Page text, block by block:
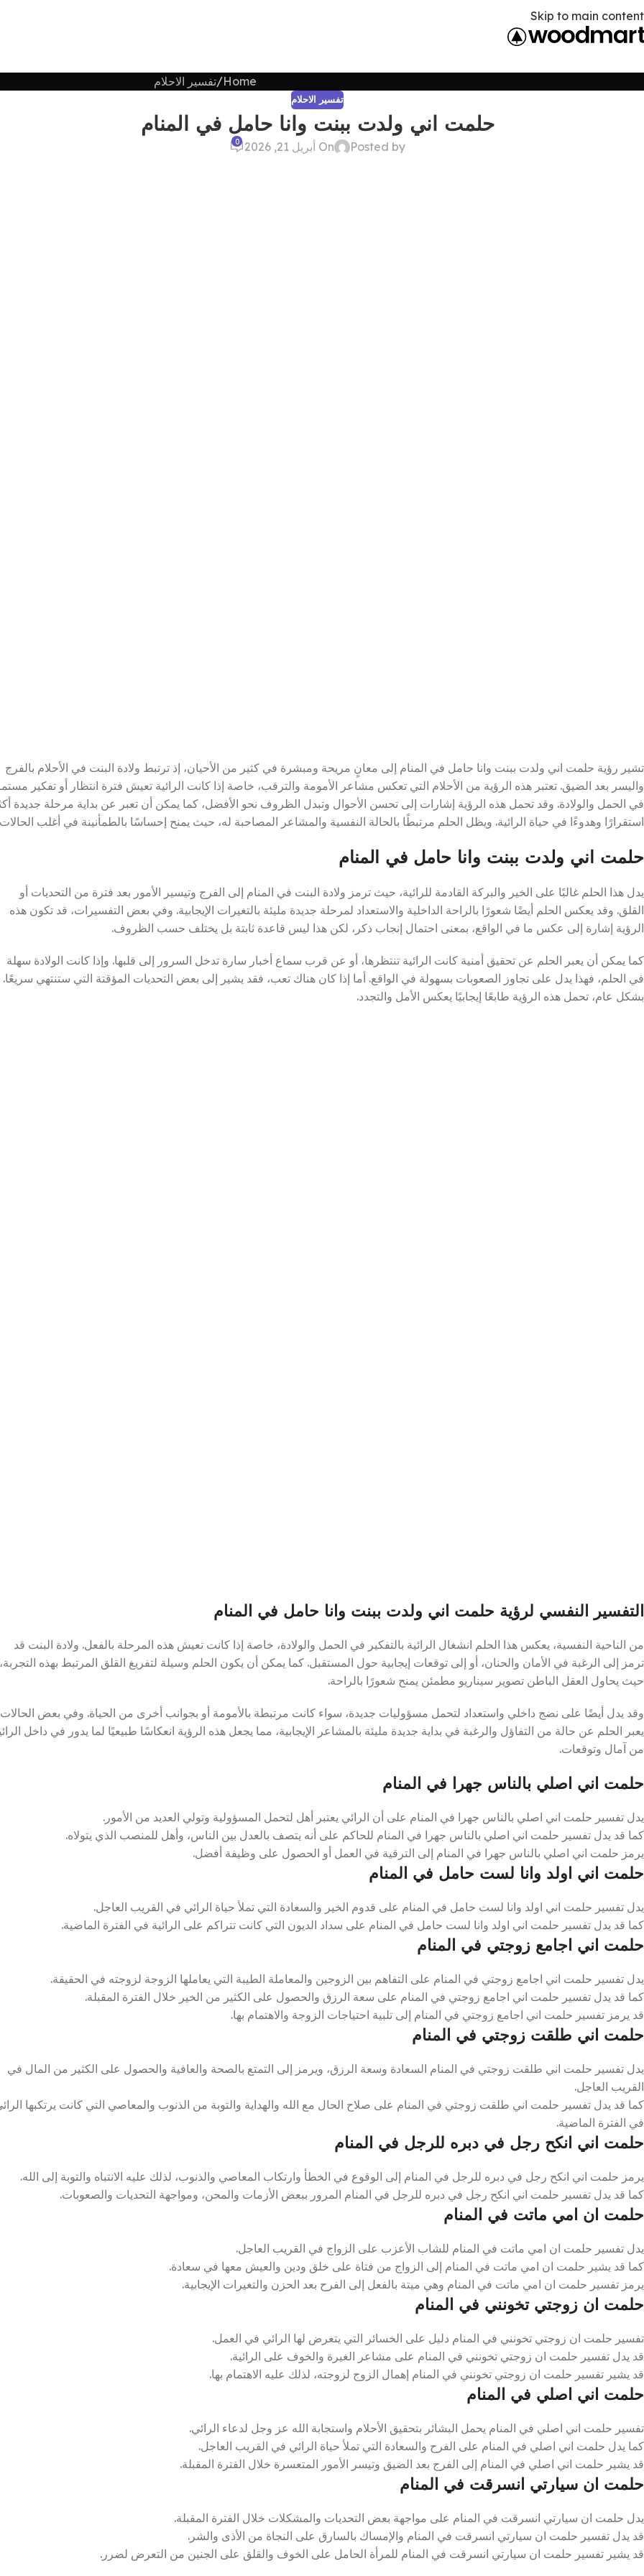
Skip to main content
Home تفسير الاحلام
تفسير الاحلام
حلمت اني ولدت ببنت وانا حامل في المنام
Posted by On أبريل 21, 2026 0
تشير رؤية حلمت اني ولدت ببنت وانا حامل في المنام إلى معانٍ مريحة ومبشرة في كثير من الأحيان، إذ ترتبط ولادة البنت في الأحلام بالفرج
واليسر بعد الضيق. تعتبر هذه الرؤية من الأحلام التي تعكس مشاعر الأمومة والترقب، خاصة إذا كانت الرائية تعيش فترة انتظار أو تفكير
في الحمل والولادة. وقد تحمل هذه الرؤية إشارات إلى تحسن الأحوال وتبدل الظروف نحو الأفضل، كما يمكن أن تعبر عن بداية مرحلة جديدة
استقرارًا وهدوءًا في حياة الرائية. ويظل الحلم مرتبطًا بالحالة النفسية والمشاعر المصاحبة له، حيث يمنح إحساسًا بالطمأنينة في أغلب
حلمت اني ولدت ببنت وانا حامل في المنام
يدل هذا الحلم غالبًا على الخير والبركة القادمة للرائية، حيث ترمز ولادة البنت في المنام إلى الفرج وتيسير الأمور بعد فترة من التحديات أو
القلق. وقد يعكس الحلم أيضًا شعورًا بالراحة الداخلية والاستعداد لمرحلة جديدة مليئة بالتغيرات الإيجابية. وفي بعض التفسيرات، قد تكون هذه
الرؤية إشارة إلى عكس ما في الواقع، بمعنى احتمال إنجاب ذكر، لكن هذا ليس قاعدة ثابتة بل يختلف حسب الظروف.
كما يمكن أن يعبر الحلم عن تحقيق أمنية كانت الرائية تنتظرها، أو عن قرب سماع أخبار سارة تدخل السرور إلى قلبها. وإذا كانت الولادة سهلة
في الحلم، فهذا يدل على تجاوز الصعوبات بسهولة في الواقع. أما إذا كان هناك تعب، فقد يشير إلى بعض التحديات المؤقتة التي ستنتهي سريعًا.
بشكل عام، تحمل هذه الرؤية طابعًا إيجابيًا يعكس الأمل والتجدد.
التفسير النفسي لرؤية حلمت اني ولدت ببنت وانا حامل في المنام
من الناحية النفسية، يعكس هذا الحلم انشغال الرائية بالتفكير في الحمل والولادة، خاصة إذا كانت تعيش هذه المرحلة بالفعل. ولادة البنت قد
ترمز إلى الرغبة في الأمان والحنان، أو إلى توقعات إيجابية حول المستقبل. كما يمكن أن يكون الحلم وسيلة لتفريغ القلق المرتبط بهذه التجربة،
حيث يحاول العقل الباطن تصوير سيناريو مطمئن يمنح شعورًا بالراحة.
وقد يدل أيضًا على نضج داخلي واستعداد لتحمل مسؤوليات جديدة، سواء كانت مرتبطة بالأمومة أو بجوانب أخرى من الحياة. وفي بعض
يعبر الحلم عن حالة من التفاؤل والرغبة في بداية جديدة مليئة بالمشاعر الإيجابية، مما يجعل هذه الرؤية انعكاسًا طبيعيًا لما يدور في داخل
من آمال وتوقعات.
حلمت اني اصلي بالناس جهرا في المنام
يدل تفسير حلمت اني اصلي بالناس جهرا في المنام على أن الرائي يعتبر أهل لتحمل المسؤولية وتولي العديد من الأمور.
كما قد يدل تفسير حلمت اني اصلي بالناس جهرا في المنام للحاكم على أنه يتصف بالعدل بين الناس، وأهل للمنصب الذي يتولاه.
يرمز حلمت اني اصلي بالناس جهرا في المنام إلى الترقية في العمل أو الحصول على وظيفة أفضل.
حلمت اني اولد وانا لست حامل في المنام
يدل تفسير حلمت اني اولد وانا لست حامل في المنام على قدوم الخير والسعادة التي تملأ حياة الرائي في القريب العاجل.
كما قد يدل تفسير حلمت اني اولد وانا لست حامل في المنام على سداد الديون التي كانت تتراكم على الرائية في الفترة الماضية.
حلمت اني اجامع زوجتي في المنام
يدل تفسير حلمت اني اجامع زوجتي في المنام على التفاهم بين الزوجين والمعاملة الطيبة التي يعاملها الزوجة لزوجته في الحقيقة.
كما قد يدل تفسير حلمت اني اجامع زوجتي في المنام على سعة الرزق والحصول على الكثير من الخير خلال الفترة المقبلة.
قد يرمز تفسير حلمت اني اجامع زوجتي في المنام إلى تلبية احتياجات الزوجة والاهتمام بها.
حلمت اني طلقت زوجتي في المنام
يدل تفسير حلمت اني طلقت زوجتي في المنام السعادة وسعة الرزق، ويرمز إلى التمتع بالصحة والعافية والحصول على الكثير من المال في
القريب العاجل.
كما قد يدل تفسير حلمت اني طلقت زوجتي في المنام على صلاح الحال مع الله والهداية والتوبة من الذنوب والمعاصي التي كانت يرتكبها
في الفترة الماضية.
حلمت اني انكح رجل في دبره للرجل في المنام
يرمز حلمت اني انكح رجل في دبره للرجل في المنام إلى الوقوع في الخطأ وارتكاب المعاصي والذنوب، لذلك عليه الانتباه والتوبة إلى الله.
كما قد يدل تفسير حلمت اني انكح رجل في دبره للرجل في المنام المرور ببعض الأزمات والمحن، ومواجهة التحديات والصعوبات.
حلمت ان امي ماتت في المنام
يدل تفسير حلمت ان امي ماتت في المنام للشاب الأعزب على الزواج في القريب العاجل.
كما قد يشير حلمت ان امي ماتت في المنام إلى الزواج من فتاة على خلق ودين والعيش معها في سعادة.
يرمز تفسير حلمت ان امي ماتت في المنام وهي ميتة بالفعل إلى الفرح بعد الحزن والتغيرات الإيجابية.
حلمت ان زوجتي تخونني في المنام
تفسير حلمت ان زوجتي تخونني في المنام دليل على الخسائر التي يتعرض لها الرائي في العمل.
قد يدل تفسير حلمت ان زوجتي تخونني في المنام على مشاعر الغيرة والخوف على الرائية.
قد يشير تفسير حلمت ان زوجتي تخونني في المنام إهمال الزوج لزوجته، لذلك عليه الاهتمام بها.
حلمت اني اصلي في المنام
تفسير حلمت اني اصلي في المنام يحمل البشائر بتحقيق الأحلام واستجابة الله عز وجل لدعاء الرائي.
كما يدل حلمت اني اصلي في المنام على الفرح والسعادة التي تملأ حياة الرائي في القريب العاجل.
قد يشير حلمت اني اصلي في المنام إلى الفرج بعد الضيق وتيسر الأمور المتعسرة خلال الفترة المقبلة.
حلمت ان سيارتي انسرقت في المنام
يدل حلمت ان سيارتي انسرقت في المنام على مواجهة بعض التحديات والمشكلات خلال الفترة المقبلة.
قد يدل تفسير حلمت ان سيارتي انسرقت في المنام والإمساك بالسارق على النجاة من الأذى والشر.
قد يشير تفسير حلمت ان سيارتي انسرقت في المنام للمرأة الحامل على الخوف والقلق على الجنين من التعرض لضرر.